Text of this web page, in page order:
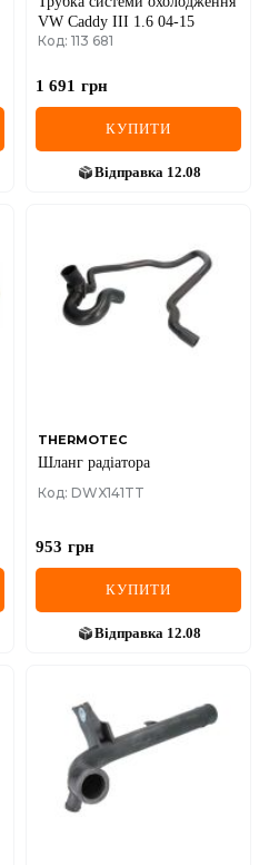
VW Caddy III 1.6 04-15
Код: 113 681
1 691 грн
КУПИТИ
Відправка 12.08
THERMOTEC
Шланг радіатора
Код: DWX141TT
953 грн
КУПИТИ
Відправка 12.08